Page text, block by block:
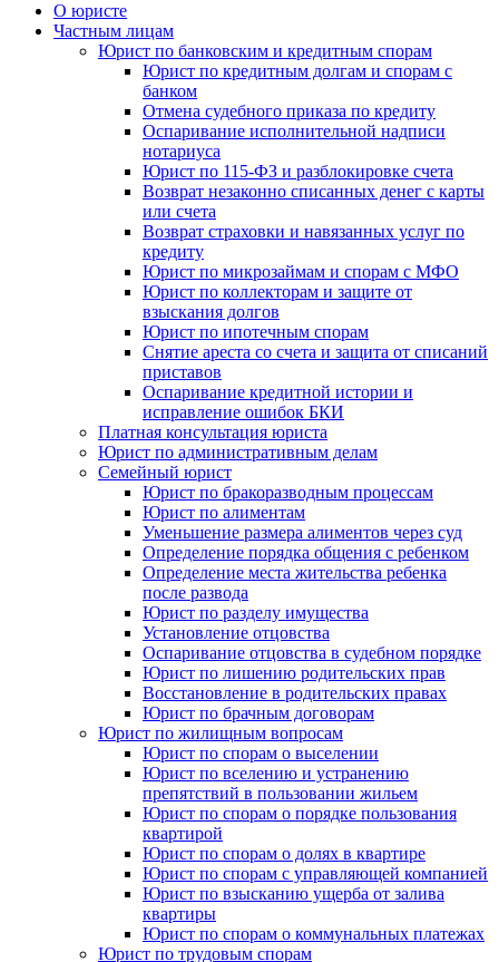
О юристе
Частным лицам
Юрист по банковским и кредитным спорам
Юрист по кредитным долгам и спорам с
банком
Отмена судебного приказа по кредиту
Оспаривание исполнительной надписи
нотариуса
Юрист по 115-ФЗ и разблокировке счета
Возврат незаконно списанных денег с карты
или счета
Возврат страховки и навязанных услуг по
кредиту
Юрист по микрозаймам и спорам с МФО
Юрист по коллекторам и защите от
взыскания долгов
Юрист по ипотечным спорам
Снятие ареста со счета и защита от списаний
приставов
Оспаривание кредитной истории и
исправление ошибок БКИ
Платная консультация юриста
Юрист по административным делам
Семейный юрист
Юрист по бракоразводным процессам
Юрист по алиментам
Уменьшение размера алиментов через суд
Определение порядка общения с ребенком
Определение места жительства ребенка
после развода
Юрист по разделу имущества
Установление отцовства
Оспаривание отцовства в судебном порядке
Юрист по лишению родительских прав
Восстановление в родительских правах
Юрист по брачным договорам
Юрист по жилищным вопросам
Юрист по спорам о выселении
Юрист по вселению и устранению
препятствий в пользовании жильем
Юрист по спорам о порядке пользования
квартирой
Юрист по спорам о долях в квартире
Юрист по спорам с управляющей компанией
Юрист по взысканию ущерба от залива
квартиры
Юрист по спорам о коммунальных платежах
Юрист по трудовым спорам